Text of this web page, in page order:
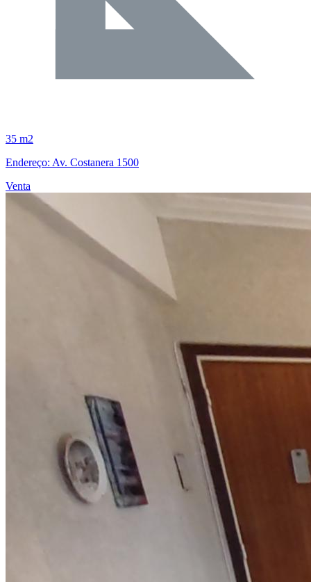
35 m2
Endereço: Av. Costanera 1500
Venta